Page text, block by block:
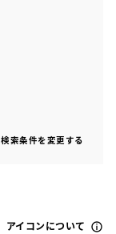
検索条件を変更する
アイコンについて